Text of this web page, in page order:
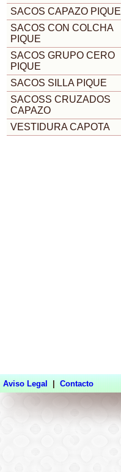
SACOS CAPAZO PIQUE
SACOS CON COLCHA
PIQUE
SACOS GRUPO CERO
PIQUE
SACOS SILLA PIQUE
SACOSS CRUZADOS
CAPAZO
VESTIDURA CAPOTA
Aviso Legal Contacto